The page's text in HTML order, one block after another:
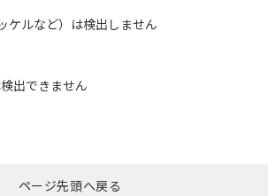
ケルなど）は検出しません
出できません
ページ先頭へ戻る